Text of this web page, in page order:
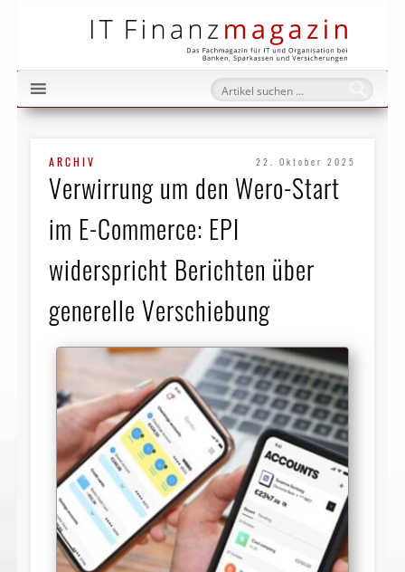
ARCHIV 22. Oktober 2025
Verwirrung um den Wero-Start
im E-Commerce: EPI
widerspricht Berichten über
generelle Verschiebung